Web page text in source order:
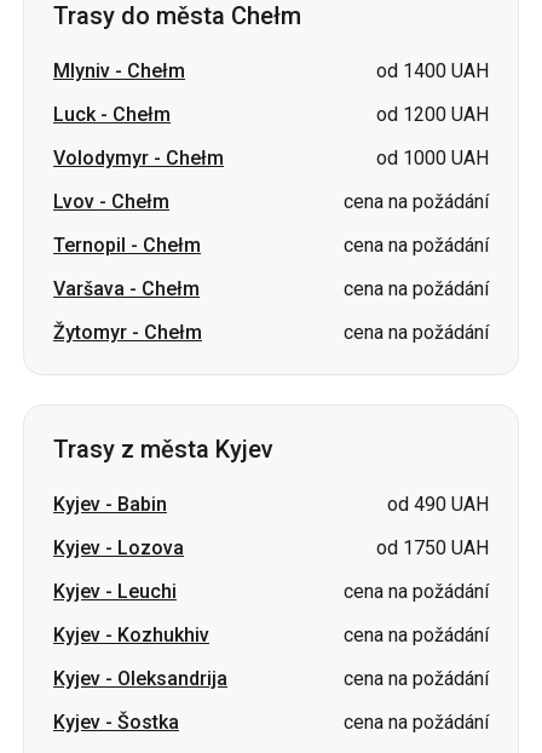
Trasy do města Chełm
Mlyniv - Chełm
od 1400 UAH
Luck- Chełm
od 1200 UAH
Volodymyr - Chełm
od 1000 UAH
Lvov - Chełm
cena na požádání
Ternopil - Chełm
cena na požádání
Varšava - Chełm
cena na požádání
Žytomyr - Chełm cena na požádání
Trasy z města Kyjev
Kyjev - Babin
od 490 UAH
Kyjev - Lozova
od 1750 UAH
Kyjev - Leuchi
cena na požádání
Kyjev - Kozhukhiv
cena na požádání
Kyjev - Oleksandrija
cena na požádání
Kyjev - Šostka
cena na požádání